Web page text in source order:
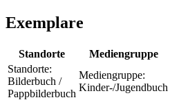
Exemplare
Standorte Mediengruppe
Standorte:
Bilderbuch /
Pappbilderbuch
Mediengruppe:
Kinder-/Jugendbuch